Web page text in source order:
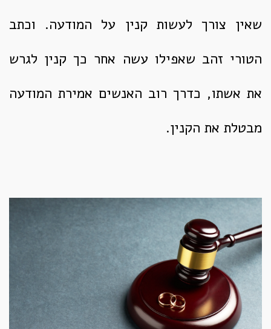
שאין צורך לעשות קנין על המודעה. וכתב
הטורי זהב שאפילו עשה אחר כך קנין לגרש
את אשתו, כדרך רוב האנשים אמירת המודעה
מבטלת את הקנין.